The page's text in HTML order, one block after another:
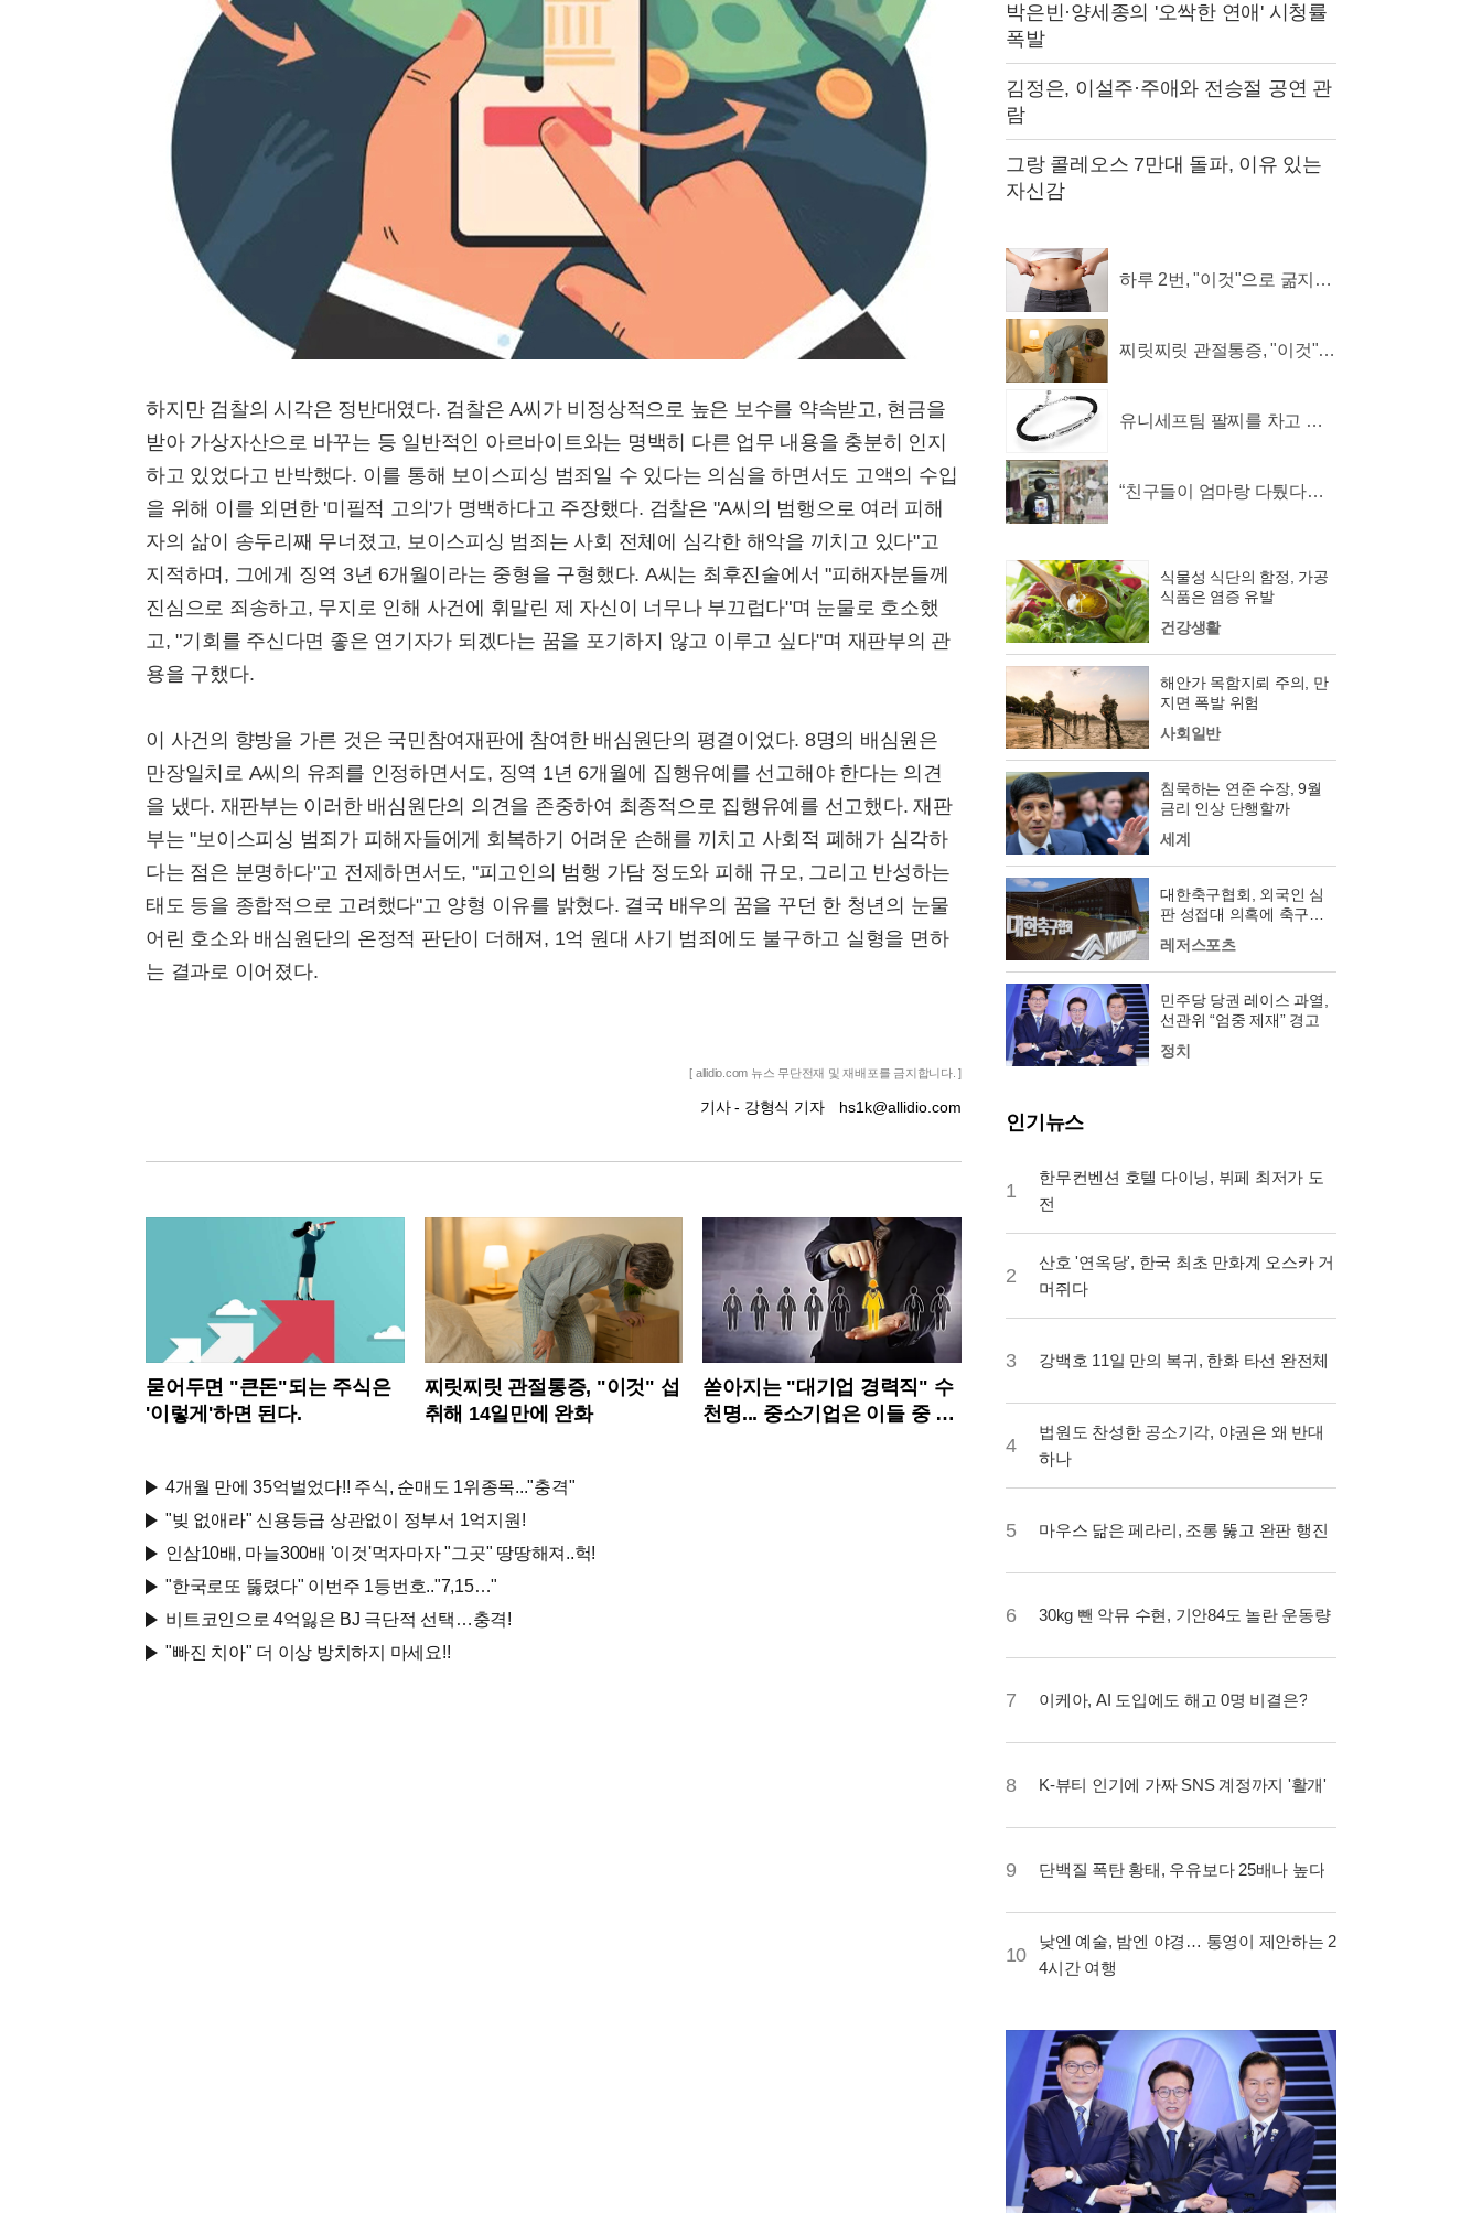
하지만 검찰의 시각은 정반대였다. 검찰은 A씨가 비정상적으로 높은 보수를 약속받고, 현금을
받아 가상자산으로 바꾸는 등 일반적인 아르바이트와는 명백히 다른 업무 내용을 충분히 인지
하고 있었다고 반박했다. 이를 통해 보이스피싱 범죄일 수 있다는 의심을 하면서도 고액의 수입
을 위해 이를 외면한 '미필적 고의'가 명백하다고 주장했다. 검찰은 "A씨의 범행으로 여러 피해
자의 삶이 송두리째 무너졌고, 보이스피싱 범죄는 사회 전체에 심각한 해악을 끼치고 있다"고
지적하며, 그에게 징역 3년 6개월이라는 중형을 구형했다. A씨는 최후진술에서 "피해자분들께
진심으로 죄송하고, 무지로 인해 사건에 휘말린 제 자신이 너무나 부끄럽다"며 눈물로 호소했
고, "기회를 주신다면 좋은 연기자가 되겠다는 꿈을 포기하지 않고 이루고 싶다"며 재판부의 관
용을 구했다.
이 사건의 향방을 가른 것은 국민참여재판에 참여한 배심원단의 평결이었다. 8명의 배심원은
만장일치로 A씨의 유죄를 인정하면서도, 징역 1년 6개월에 집행유예를 선고해야 한다는 의견
을 냈다. 재판부는 이러한 배심원단의 의견을 존중하여 최종적으로 집행유예를 선고했다. 재판
부는 "보이스피싱 범죄가 피해자들에게 회복하기 어려운 손해를 끼치고 사회적 폐해가 심각하
다는 점은 분명하다"고 전제하면서도, "피고인의 범행 가담 정도와 피해 규모, 그리고 반성하는
태도 등을 종합적으로 고려했다"고 양형 이유를 밝혔다. 결국 배우의 꿈을 꾸던 한 청년의 눈물
어린 호소와 배심원단의 온정적 판단이 더해져, 1억 원대 사기 범죄에도 불구하고 실형을 면하
는 결과로 이어졌다.
[ allidio.com 뉴스 무단전재 및 재배포를 금지합니다. ]
기사 - 강형식 기자 hs1k@allidio.com
묻어두면 "큰돈"되는 주식은
'이렇게'하면 된다.
찌릿찌릿 관절통증, "이것" 섭
취해 14일만에 완화
쏟아지는 "대기업 경력직" 수
천명... 중소기업은 이들 중 고
4개월 만에 35억벌었다!! 주식, 순매도 1위종목..."충격"
"빚 없애라" 신용등급 상관없이 정부서 1억지원!
인삼10배, 마늘300배 '이것'먹자마자 "그곳" 땅땅해져..헉!
"한국로또 뚫렸다" 이번주 1등번호.."7,15…"
비트코인으로 4억잃은 BJ 극단적 선택…충격!
"빠진 치아" 더 이상 방치하지 마세요!!
박은빈·양세종의 '오싹한 연애' 시청률
폭발
김정은, 이설주·주애와 전승절 공연 관
람
그랑 콜레오스 7만대 돌파, 이유 있는
자신감
하루 2번, "이것"으로 굶지않
찌릿찌릿 관절통증, "이것"
유니세프팀 팔찌를 차고 어
“친구들이 엄마랑 다퉜다는
식물성 식단의 함정, 가공
식품은 염증 유발
건강생활
해안가 목함지뢰 주의, 만
지면 폭발 위험
사회일반
침묵하는 연준 수장, 9월
금리 인상 단행할까
세계
대한축구협회, 외국인 심
판 성접대 의혹에 축구팬
레저스포츠
민주당 당권 레이스 과열,
선관위 “엄중 제재” 경고
정치
인기뉴스
1
한무컨벤션 호텔 다이닝, 뷔페 최저가 도
전
2
산호 '연옥당', 한국 최초 만화계 오스카 거
머쥐다
3 강백호 11일 만의 복귀, 한화 타선 완전체
4
법원도 찬성한 공소기각, 야권은 왜 반대
하나
5 마우스 닮은 페라리, 조롱 뚫고 완판 행진
6 30kg 뺀 악뮤 수현, 기안84도 놀란 운동량
7 이케아, AI 도입에도 해고 0명 비결은?
8 K-뷰티 인기에 가짜 SNS 계정까지 '활개'
9 단백질 폭탄 황태, 우유보다 25배나 높다
10
낮엔 예술, 밤엔 야경… 통영이 제안하는 2
4시간 여행